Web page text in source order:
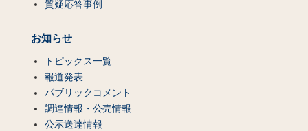
質疑応答事例
お知らせ
トピックス一覧
報道発表
パブリックコメント
調達情報・公売情報
公示送達情報